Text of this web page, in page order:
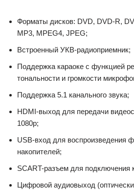
Форматы дисков: DVD, DVD-R,
MP3, MPEG4, JPEG;
Встроенный УКВ-радиоприемник;
Поддержка караоке с функцией
тональности и громкости
Поддержка 5.1 канального звука;
HDMI-выход для передачи
1080p;
USB-вход для воспроизведения
накопителей;
SCART-разъем для подключения
Цифровой аудиовыход